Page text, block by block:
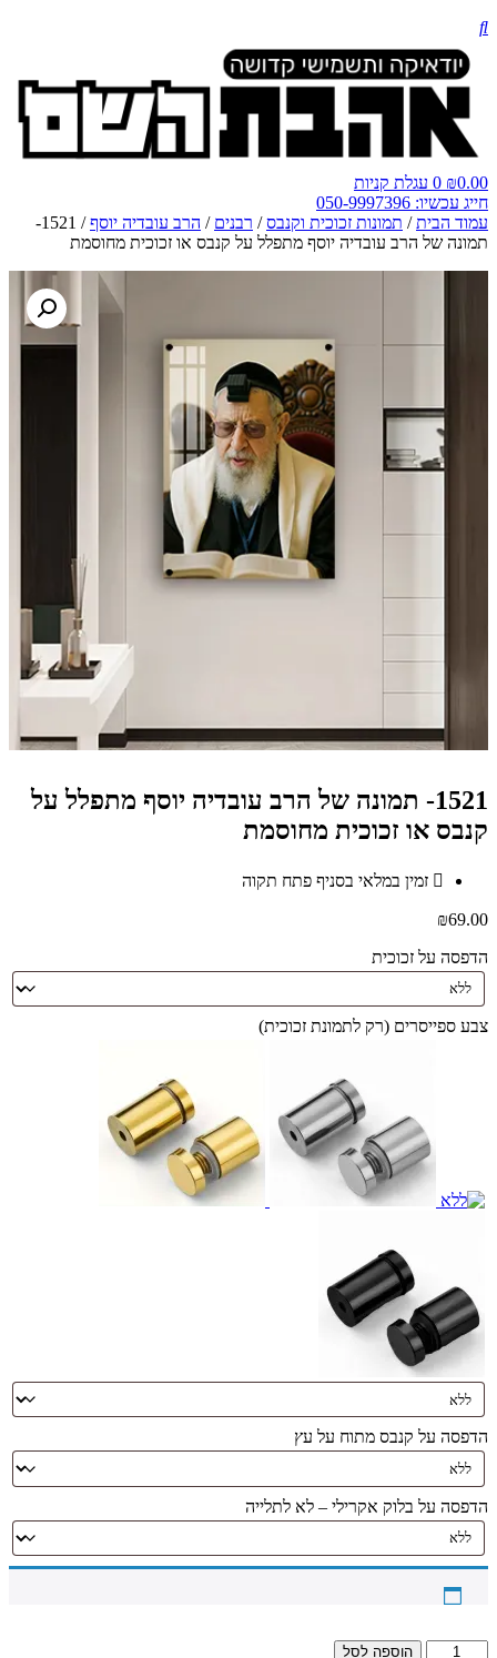
₪0.00
0 עגלת קניות
חייג עכשיו: 050-9997396
עמוד הבית/ תמונות זכוכית וקנבס/ רבנים / הרב עובדיה יוסף
/ 1521-
תמונה של הרב עובדיה יוסף מתפלל על קנבס או זכוכית מחוסמת
1521- תמונה של הרב עובדיה יוסף מתפלל על
קנבס או זכוכית מחוסמת
זמין במלאי בסניף פתח תקוה
₪69.00
הדפסה על זכוכית
צבע ספייסרים (רק לתמונת זכוכית)
הדפסה על קנבס מתוח על עץ
הדפסה על בלוק אקרילי – לא לתלייה
כמות הוספה לסל